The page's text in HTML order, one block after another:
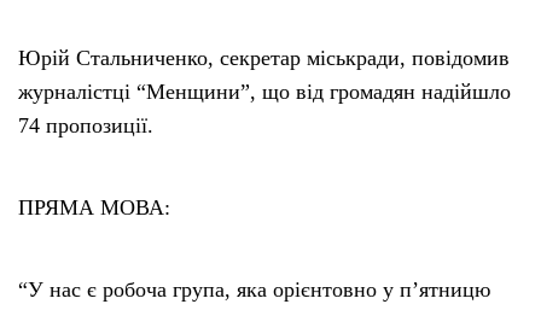
Юрій Стальниченко, секретар міськради, повідомив
журналістці “Менщини”, що від громадян надійшло
74 пропозиції.
ПРЯМА МОВА:
“У нас є робоча група, яка орієнтовно у п’ятницю